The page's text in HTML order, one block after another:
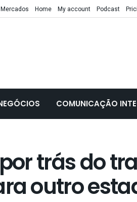
Home My account Podcast
COMUNICAÇÃO
trás do
outro